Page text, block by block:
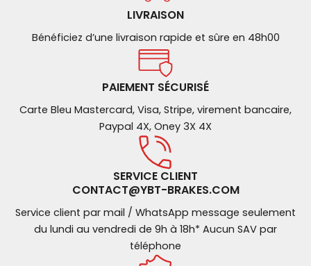
LIVRAISON
Bénéficiez d’une livraison rapide et sûre en 48h00
PAIEMENT SÉCURISÉ
Carte Bleu Mastercard, Visa, Stripe, virement bancaire,
Paypal 4X, Oney 3X 4X
SERVICE CLIENT
CONTACT@YBT-BRAKES.COM
Service client par mail / WhatsApp message seulement
du lundi au vendredi de 9h à 18h* Aucun SAV par
téléphone